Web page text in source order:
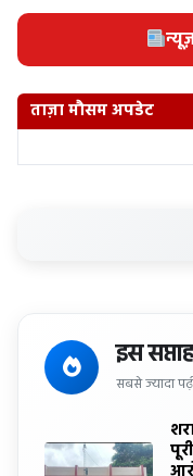
ताज़ा मौसम अपडेट
इस
सबसे ज्यादा